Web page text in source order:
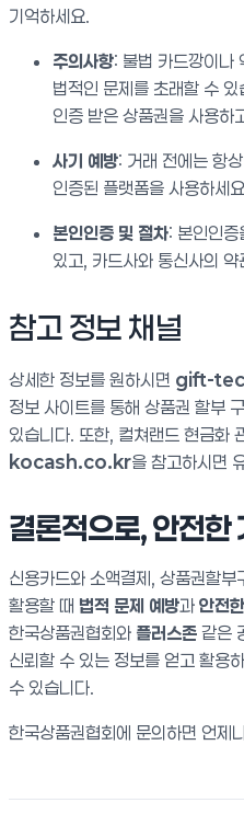
기억하세요.
주의사항: 불법 카드깡이나
법적인 문제를 초래할 수
인증 받은 상품권을 사용하
사기 예방: 거래 전에는 항
인증된 플랫폼을 사용하세
본인인증 및 절차: 본인인
있고, 카드사와 통신사의
참고 정보 채널
상세한 정보를 원하시면 gift-
정보 사이트를 통해 상품권 할부
있습니다. 또한, 컬쳐랜드 현금화
kocash.co.kr을 참고하시면
결론적으로, 안전한
신용카드와 소액결제, 상품권할
활용할 때 법적 문제 예방과 안전
한국상품권협회와 플러스존 같은
신뢰할 수 있는 정보를 얻고 활용
수 있습니다.
한국상품권협회에 문의하면 언제